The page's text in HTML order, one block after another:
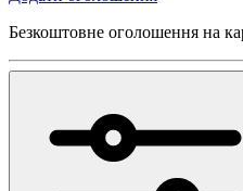
Безкоштовне оголошення на